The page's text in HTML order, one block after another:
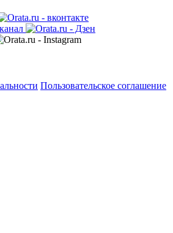
Пользовательское соглашение